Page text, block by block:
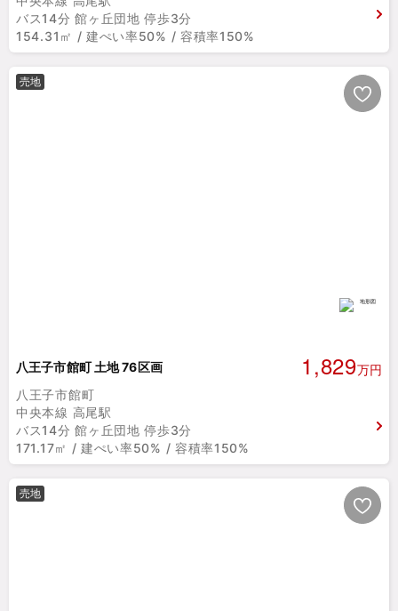
バス14分 館ヶ丘団地 停歩3分
154.31㎡ / 建ぺい率50% / 容積率150%
売地
八王子市館町 土地 76区画 1,829万円
八王子市館町
中央本線 高尾駅
バス14分 館ヶ丘団地 停歩3分
171.17㎡ / 建ぺい率50% / 容積率150%
売地